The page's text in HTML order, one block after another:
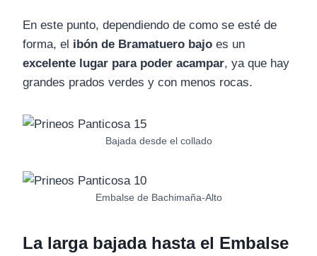
En este punto, dependiendo de como se esté de
forma, el ibón de Bramatuero bajo es un
excelente lugar para poder acampar, ya que hay
grandes prados verdes y con menos rocas.
Bajada desde el collado
Embalse de Bachimaña-Alto
La larga bajada hasta el Embalse